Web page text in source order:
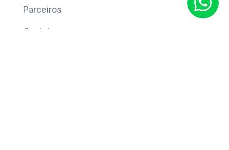
Parceiros
Contato